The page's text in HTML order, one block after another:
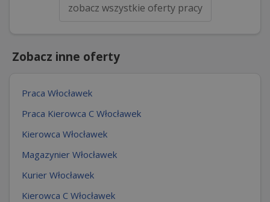
zobacz wszystkie oferty pracy
Zobacz inne oferty
Praca Włocławek
Praca Kierowca C Włocławek
Kierowca Włocławek
Magazynier Włocławek
Kurier Włocławek
Kierowca C Włocławek